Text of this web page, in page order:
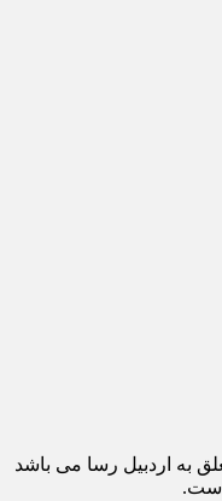
به اردبیل رسا می باشد
است.